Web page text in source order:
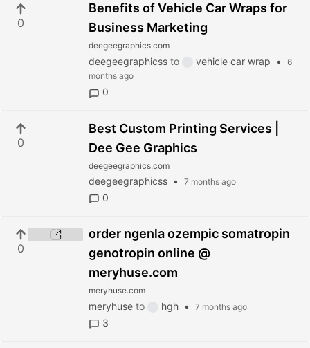
0
Benefits of Vehicle Car Wraps for
Business Marketing
deegeegraphics.com
deegeegraphicss to vehicle car wrap •
6
months ago
0
0
Best Custom Printing Services |
Dee Gee Graphics
deegeegraphics.com
deegeegraphicss • 7 months ago
0
0
order ngenla ozempic somatropin
genotropin online @
meryhuse.com
meryhuse.com
meryhuse to hgh • 7 months ago
3